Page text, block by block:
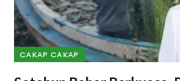
CAKAP CAKAP